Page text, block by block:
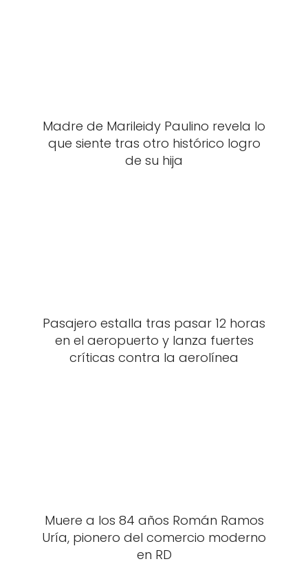
Madre de Marileidy Paulino revela lo
que siente tras otro histórico logro
de su hija
Pasajero estalla tras pasar 12 horas
en el aeropuerto y lanza fuertes
críticas contra la aerolínea
Muere a los 84 años Román Ramos
Uría, pionero del comercio moderno
en RD